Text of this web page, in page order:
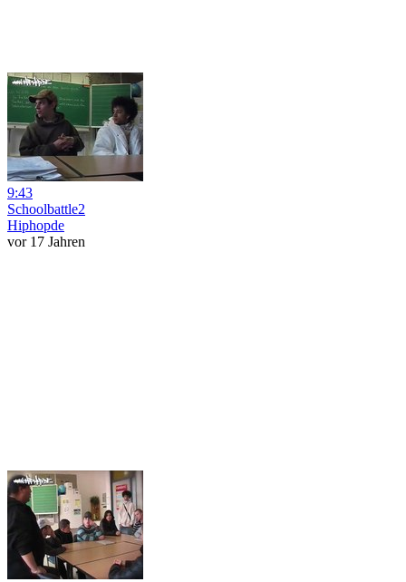
9:43
Schoolbattle2
Hiphopde
vor 17 Jahren